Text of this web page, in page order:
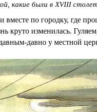
какие были в XVIII
по городку, где
круто изменилась.
давно у местной